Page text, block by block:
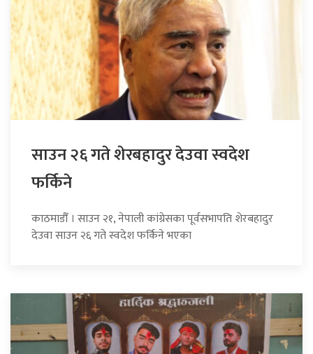
साउन २६ गते शेरबहादुर देउवा स्वदेश
फर्किने
काठमाडौँ । साउन २१, नेपाली कांग्रेसका पूर्वसभापति शेरबहादुर
देउवा साउन २६ गते स्वदेश फर्किने भएका